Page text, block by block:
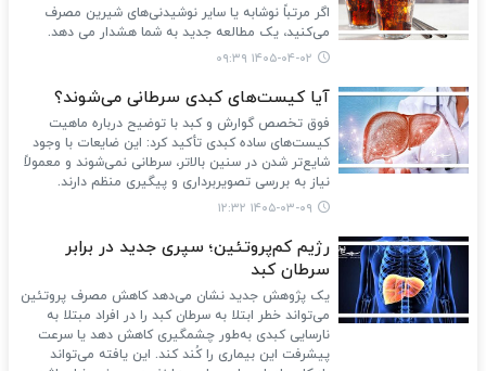
اگر مرتباً نوشابه یا سایر نوشیدنی‌های شیرین مصرف
می‌کنید، یک مطالعه جدید به شما هشدار می دهد.
۱۴۰۵-۰۴-۰۲ ۰۹:۳۹
آیا کیست‌های کبدی سرطانی می‌شوند؟
فوق تخصص گوارش و کبد با توضیح درباره ماهیت
کیست‌های ساده کبدی تأکید کرد: این ضایعات با وجود
شایع‌تر شدن در سنین بالاتر، سرطانی نمی‌شوند و معمولاً
نیاز به بررسی تصویربرداری و پیگیری منظم دارند.
۱۴۰۵-۰۳-۰۹ ۱۲:۳۲
رژیم کم‌پروتئین؛ سپری جدید در برابر
سرطان کبد
یک پژوهش جدید نشان می‌دهد کاهش مصرف پروتئین
می‌تواند خطر ابتلا به سرطان کبد را در افراد مبتلا به
نارسایی کبدی به‌طور چشمگیری کاهش دهد یا سرعت
پیشرفت این بیماری را کُند کند. این یافته می‌تواند